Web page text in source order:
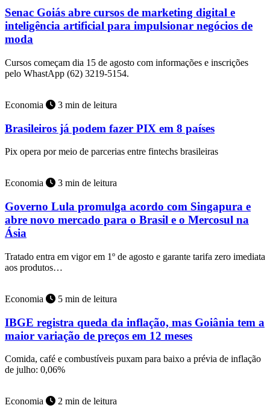
Senac Goiás abre cursos de marketing digital e
inteligência artificial para impulsionar negócios de
moda
Cursos começam dia 15 de agosto com informações e inscrições
pelo WhastApp (62) 3219-5154.
Economia 3 min de leitura
Brasileiros já podem fazer PIX em 8 países
Pix opera por meio de parcerias entre fintechs brasileiras
Economia 3 min de leitura
Governo Lula promulga acordo com Singapura e
abre novo mercado para o Brasil e o Mercosul na
Ásia
Tratado entra em vigor em 1º de agosto e garante tarifa zero imediata
aos produtos…
Economia 5 min de leitura
IBGE registra queda da inflação, mas Goiânia tem a
maior variação de preços em 12 meses
Comida, café e combustíveis puxam para baixo a prévia de inflação
de julho: 0,06%
Economia 2 min de leitura